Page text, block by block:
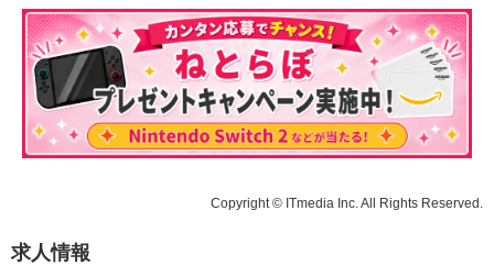
Copyright © ITmedia Inc. All Rights Reserved.
求人情報